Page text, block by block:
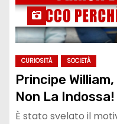
CURIOSITÀ SOCIETÀ
Principe
Non La Indossa!
È stato svelato il